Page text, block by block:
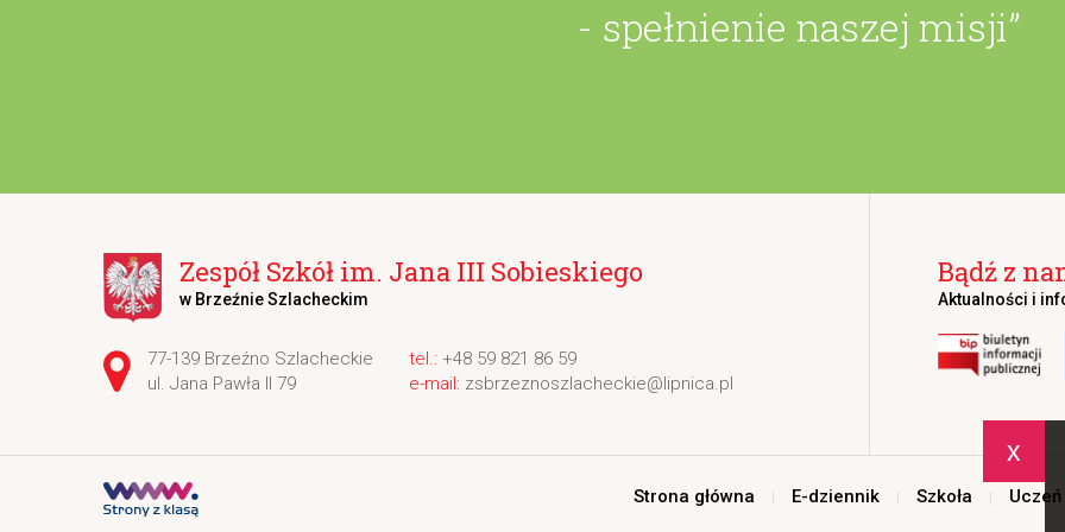
x
- spełnienie naszej misji”
Zespół Szkół im. Jana III Sobieskiego
w Brzeźnie Szlacheckim
Adres pocztowy:
77-139 Brzeźno Szlacheckie
ul. Jana Pawła II 79
+48 59 821 86 59
zsbrzeznoszlacheckie@lipnica.pl
Bądź z
Aktualności i
Strona główna E-dziennik Szkoła Uczeń